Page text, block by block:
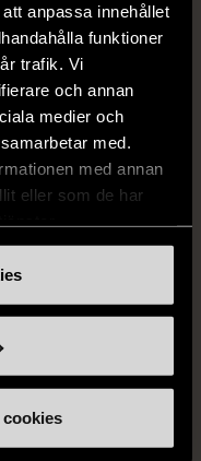
anpassa innehållet
funktioner
trafik. Vi
och annan
medier och
med.
med annan
eller som de har
Estetisk